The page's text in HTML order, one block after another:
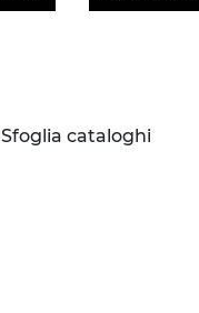
Sfoglia cataloghi